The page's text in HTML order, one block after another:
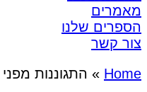
מאמרים
הספרים שלנו
צור קשר
Home
» התגוננות